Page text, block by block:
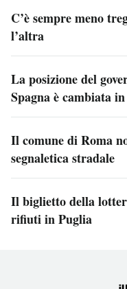
C’è sempre meno
l’altra
La posizione del
Spagna è cambiata
Il comune di Roma
segnaletica stradale
Il biglietto della
rifiuti in Puglia